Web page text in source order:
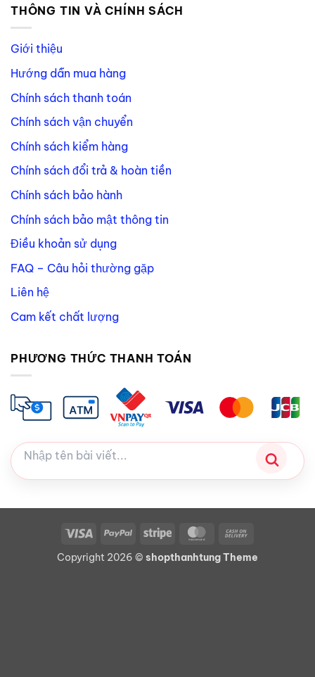
THÔNG TIN VÀ CHÍNH SÁCH
Giới thiệu
Hướng dẫn mua hàng
Chính sách thanh toán
Chính sách vận chuyển
Chính sách kiểm hàng
Chính sách đổi trả & hoàn tiền
Chính sách bảo hành
Chính sách bảo mật thông tin
Điều khoản sử dụng
FAQ – Câu hỏi thường gặp
Liên hệ
Cam kết chất lượng
PHƯƠNG THỨC THANH TOÁN
Visa PayPal Stripe MasterCard
Delivery
Copyright 2026 © shopthanhtung Theme